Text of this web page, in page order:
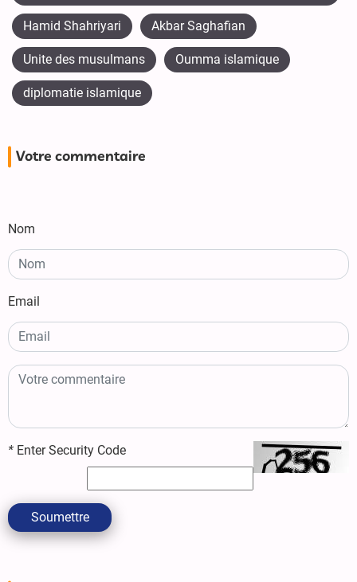
Hamid Shahriyari Akbar Saghafian
Unite des musulmans Oumma islamique
diplomatie islamique
Votre commentaire
Nom
Email
* Enter Security Code
Soumettre